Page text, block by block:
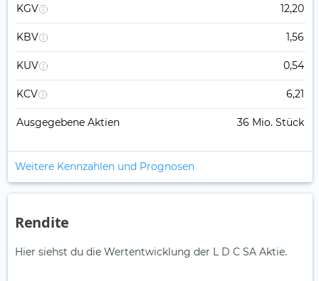
KGV 12,20
KBV 1,56
KUV 0,54
KCV 6,21
Ausgegebene Aktien 36 Mio. Stück
Weitere Kennzahlen und Prognosen
Rendite
Hier siehst du die Wertentwicklung der L D C SA Aktie.